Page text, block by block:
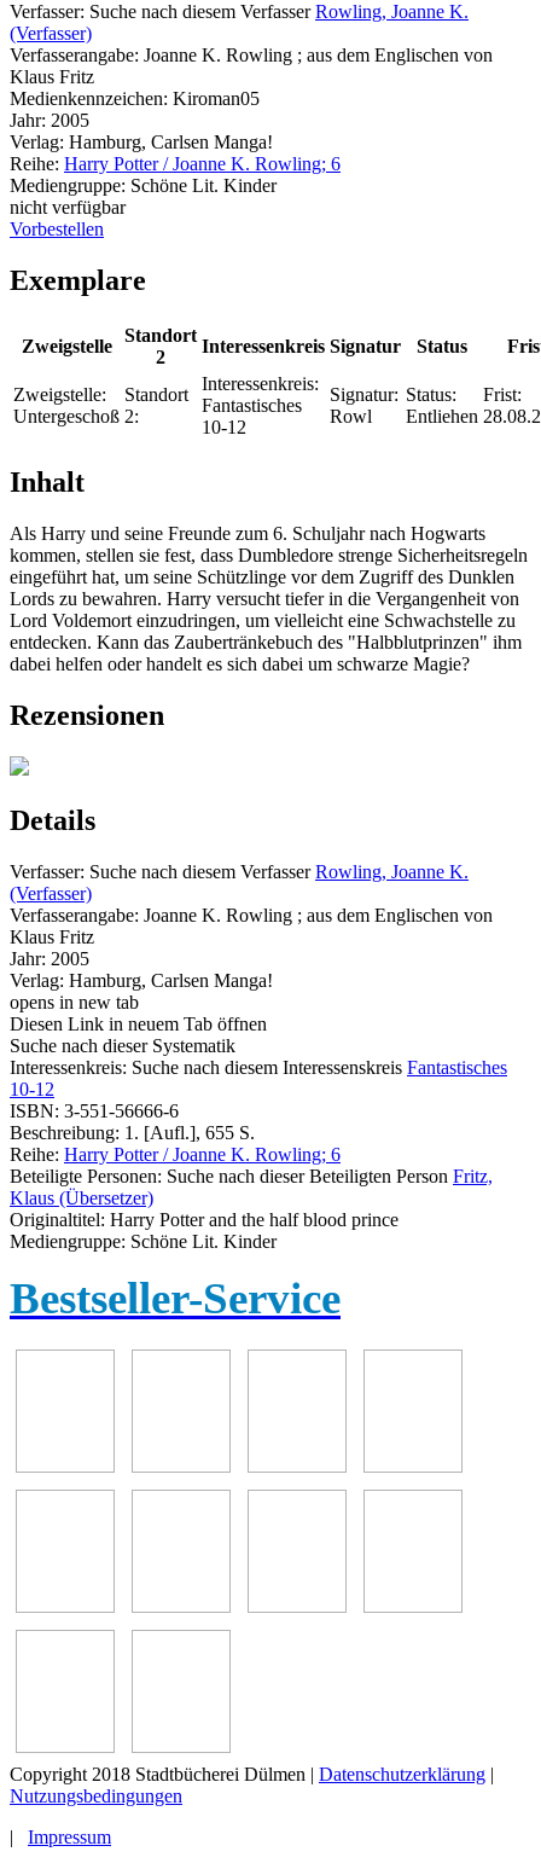
Verfasser: Suche nach diesem Verfasser Rowling, Joanne K.
(Verfasser)
Verfasserangabe: Joanne K. Rowling ; aus dem Englischen von
Klaus Fritz
Medienkennzeichen: Kiroman05
Jahr: 2005
Verlag: Hamburg, Carlsen Manga!
Reihe: Harry Potter / Joanne K. Rowling; 6
Mediengruppe: Schöne Lit. Kinder
nicht verfügbar
Vorbestellen
Exemplare
Zweigstelle
Standort
2
Interessenkreis Signatur Status
Zweigstelle:
Untergeschoß
Standort
2:
Interessenkreis:
Fantastisches
10-12
Signatur:
Rowl
Status:
Entliehen
Frist:
Inhalt
Als Harry und seine Freunde zum 6. Schuljahr nach Hogwarts
kommen, stellen sie fest, dass Dumbledore strenge Sicherheitsregeln
eingeführt hat, um seine Schützlinge vor dem Zugriff des Dunklen
Lords zu bewahren. Harry versucht tiefer in die Vergangenheit von
Lord Voldemort einzudringen, um vielleicht eine Schwachstelle zu
entdecken. Kann das Zaubertränkebuch des "Halbblutprinzen" ihm
dabei helfen oder handelt es sich dabei um schwarze Magie?
Rezensionen
Details
Verfasser: Suche nach diesem Verfasser Rowling, Joanne K.
(Verfasser)
Verfasserangabe: Joanne K. Rowling ; aus dem Englischen von
Klaus Fritz
Jahr: 2005
Verlag: Hamburg, Carlsen Manga!
opens in new tab
Diesen Link in neuem Tab öffnen
Suche nach dieser Systematik
Interessenkreis: Suche nach diesem Interessenskreis Fantastisches
10-12
ISBN: 3-551-56666-6
Beschreibung: 1. [Aufl.], 655 S.
Reihe: Harry Potter / Joanne K. Rowling; 6
Beteiligte Personen: Suche nach dieser Beteiligten Person Fritz,
Klaus (Übersetzer)
Originaltitel: Harry Potter and the half blood prince
Mediengruppe: Schöne Lit. Kinder
Bestseller-Service
Copyright 2018 Stadtbücherei Dülmen | Datenschutzerklärung |
Nutzungsbedingungen
| Impressum